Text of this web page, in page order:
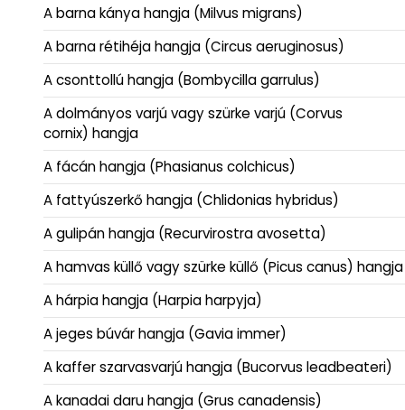
A barna kánya hangja (Milvus migrans)
A barna rétihéja hangja (Circus aeruginosus)
A csonttollú hangja (Bombycilla garrulus)
A dolmányos varjú vagy szürke varjú (Corvus
cornix) hangja
A fácán hangja (Phasianus colchicus)
A fattyúszerkő hangja (Chlidonias hybridus)
A gulipán hangja (Recurvirostra avosetta)
A hamvas küllő vagy szürke küllő (Picus canus) hangja
A hárpia hangja (Harpia harpyja)
A jeges búvár hangja (Gavia immer)
A kaffer szarvasvarjú hangja (Bucorvus leadbeateri)
A kanadai daru hangja (Grus canadensis)